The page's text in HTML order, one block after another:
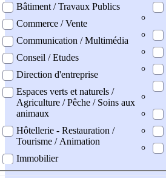
Bâtiment / Travaux Publics
Commerce / Vente
Communication / Multimédia
Conseil / Etudes
Direction d'entreprise
Espaces verts et naturels /
Agriculture / Pêche / Soins aux
animaux
Hôtellerie - Restauration /
Tourisme / Animation
Immobilier